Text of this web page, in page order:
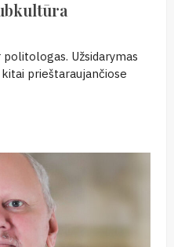
Užsidarymas
prieštaraujančiose